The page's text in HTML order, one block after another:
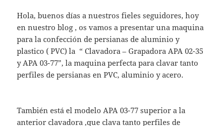
Hola, buenos días a nuestros fieles seguidores, hoy
en nuestro blog , os vamos a presentar una maquina
para la confección de persianas de aluminio y
plastico ( PVC) la “ Clavadora – Grapadora APA 02-35
y APA 03-77”, la maquina perfecta para clavar tanto
perfiles de persianas en PVC, aluminio y acero.
También está el modelo APA 03-77 superior a la
anterior clavadora ,que clava tanto perfiles de